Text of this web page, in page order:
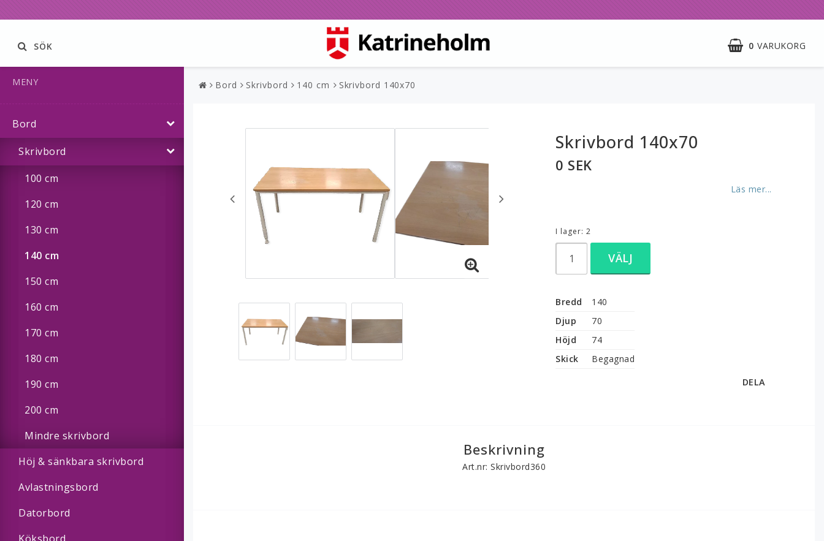
0 VARUKORG
SÖK
MENY
Bord
Skrivbord
100 cm
120 cm
130 cm
140 cm
150 cm
160 cm
170 cm
180 cm
190 cm
200 cm
Mindre skrivbord
Höj & sänkbara skrivbord
Avlastningsbord
Datorbord
Köksbord
Bord Skrivbord 140 cm Skrivbord 140x70
Skrivbord 140x70
0 SEK
Läs mer...
I lager: 2
VÄLJ
Bredd
140
Djup
70
Höjd
74
Skick
Begagnad
DELA
Beskrivning
Art.nr: Skrivbord360